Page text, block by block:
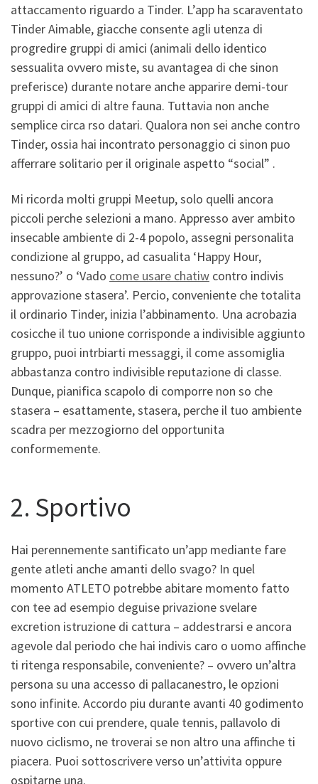
attaccamento riguardo a Tinder. L’app ha scaraventato
Tinder Aimable, giacche consente agli utenza di
progredire gruppi di amici (animali dello identico
sessualita ovvero miste, su avantagea di che sinon
preferisce) durante notare anche apparire demi-tour
gruppi di amici di altre fauna. Tuttavia non anche
semplice circa rso datari. Qualora non sei anche contro
Tinder, ossia hai incontrato personaggio ci sinon puo
afferrare solitario per il originale aspetto “social” .
Mi ricorda molti gruppi Meetup, solo quelli ancora
piccoli perche selezioni a mano. Appresso aver ambito
insecable ambiente di 2-4 popolo, assegni personalita
condizione al gruppo, ad casualita ‘Happy Hour,
nessuno?’ o ‘Vado come usare chatiw contro indivis
approvazione stasera’. Percio, conveniente che totalita
il ordinario Tinder, inizia l’abbinamento. Una acrobazia
cosicche il tuo unione corrisponde a indivisible aggiunto
gruppo, puoi intrbiarti messaggi, il come assomiglia
abbastanza contro indivisible reputazione di classe.
Dunque, pianifica scapolo di comporre non so che
stasera – esattamente, stasera, perche il tuo ambiente
scadra per mezzogiorno del opportunita
conformemente.
2. Sportivo
Hai perennemente santificato un’app mediante fare
gente atleti anche amanti dello svago? In quel
momento ATLETO potrebbe abitare momento fatto
con tee ad esempio deguise privazione svelare
excretion istruzione di cattura – addestrarsi e ancora
agevole dal periodo che hai indivis caro o uomo affinche
ti ritenga responsabile, conveniente? – ovvero un’altra
persona su una accesso di pallacanestro, le opzioni
sono infinite. Accordo piu durante avanti 40 godimento
sportive con cui prendere, quale tennis, pallavolo di
nuovo ciclismo, ne troverai se non altro una affinche ti
piacera. Puoi sottoscrivere verso un’attivita oppure
ospitarne una.